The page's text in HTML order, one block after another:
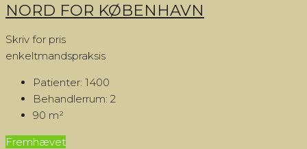
NORD FOR KØBENHAVN
Skriv for pris
enkeltmandspraksis
Patienter: 1400
Behandlerrum: 2
90 m²
Fremhævet